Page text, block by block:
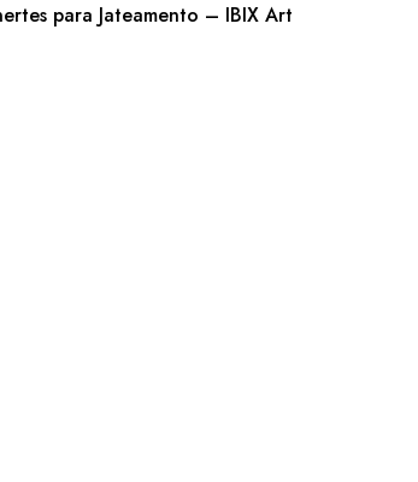
para Jateamento – IBIX Art